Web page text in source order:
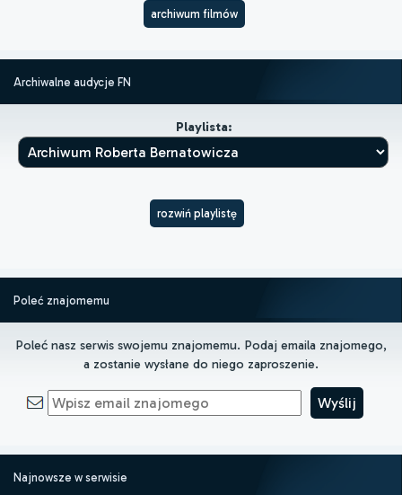
archiwum filmów
Archiwalne audycje FN
Playlista:
rozwiń playlistę
Poleć znajomemu
Poleć nasz serwis swojemu znajomemu. Podaj emaila znajomego,
a zostanie wysłane do niego zaproszenie.
Najnowsze w serwisie